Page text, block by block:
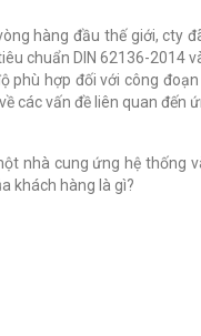
hàng đầu thế giới, cty
chuẩn DIN 62136-2014
hợp đối với công
các vấn đề liên quan đến
nhà cung ứng hệ thống
khách hàng là gì?